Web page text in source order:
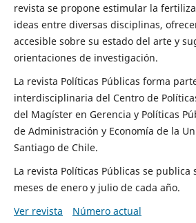
revista se propone estimular la
ideas entre diversas disciplinas,
accesible sobre su estado del arte y
orientaciones de investigación.
La revista Políticas Públicas forma
interdisciplinaria del Centro de
del Magíster en Gerencia y Políticas
de Administración y Economía de la
Santiago de Chile.
La revista Políticas Públicas se publica
meses de enero y julio de cada año.
Ver revista
Número actual